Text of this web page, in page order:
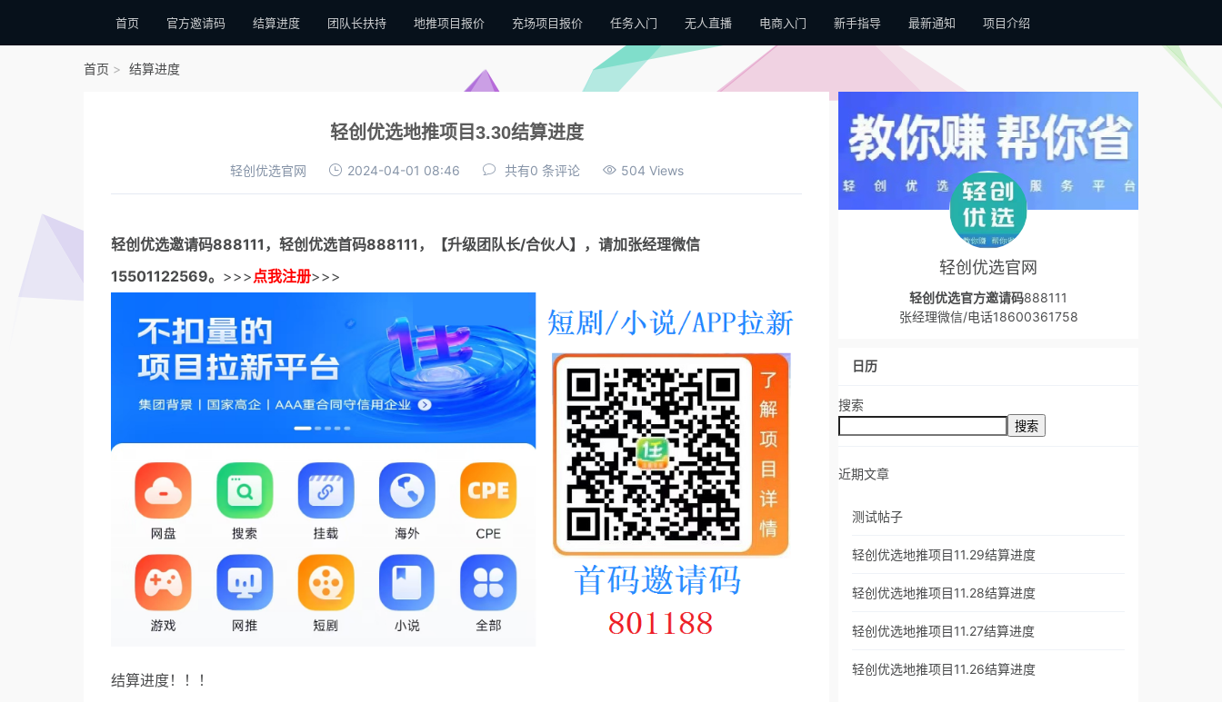
首页 官方邀请码 结算进度 团队长扶持 地推项目报价 充场项目报价 任务入门 无人直播 电商入门 新手指导 最新通知 项目介绍
首页 结算进度
轻创优选地推项目3.30结算进度
轻创优选官网 2024-04-01 08:46 共有0 条评论 504 Views
轻创优选邀请码888111， 轻创优选首码888111，【升级团队长/合伙人】，请加张经理微信
15501122569。 >>>点我注册>>>
结算进度！！！
轻创优选官网
轻创优选官方邀请码888111
张经理微信/电话18600361758
日历
搜索
搜索
近期文章
测试帖子
轻创优选地推项目11.29结算进度
轻创优选地推项目11.28结算进度
轻创优选地推项目11.27结算进度
轻创优选地推项目11.26结算进度